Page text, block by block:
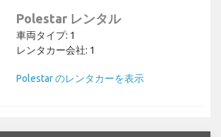
Polestar レンタル
車両タイプ: 1
レンタカー会社: 1
Polestar のレンタカーを表示